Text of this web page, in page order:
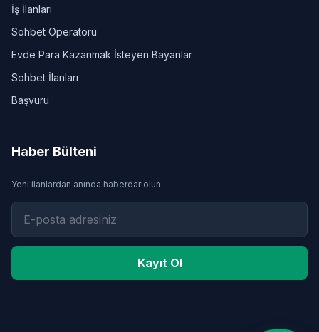
İş İlanları
Sohbet Operatörü
Evde Para Kazanmak İsteyen Bayanlar
Sohbet İlanları
Başvuru
Haber Bülteni
Yeni ilanlardan anında haberdar olun.
Kayıt Ol